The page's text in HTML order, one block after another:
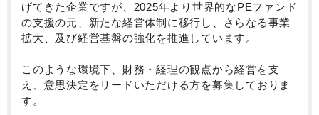
げてきた企業ですが、2025年より世界的なPEファンド
の支援の元、新たな経営体制に移行し、さらなる事業
拡大、及び経営基盤の強化を推進しています。
このような環境下、財務・経理の観点から経営を支
え、意思決定をリードいただける方を募集しておりま
す。